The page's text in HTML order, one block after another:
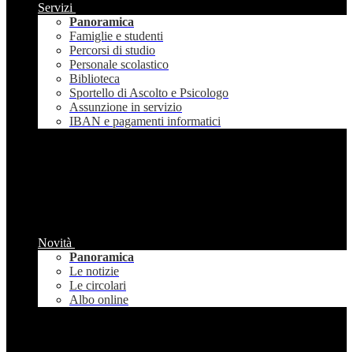
Servizi
Panoramica
Famiglie e studenti
Percorsi di studio
Personale scolastico
Biblioteca
Sportello di Ascolto e Psicologo
Assunzione in servizio
IBAN e pagamenti informatici
Novità
Panoramica
Le notizie
Le circolari
Albo online